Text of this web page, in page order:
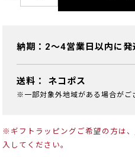
納期：2～4営業日以内に発
送料： ネコポス
※一部対象外地域がある場合がご
※ギフトラッピングご希望の方は、
入してください。